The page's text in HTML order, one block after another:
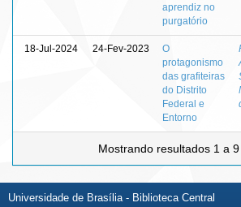
aprendiz no
purgatório
18-Jul-2024 24-Fev-2023
O
protagonismo
das grafiteiras
do Distrito
Federal e
Entorno
Mostrando resultados 1 a
Universidade de Brasília - Biblioteca Central